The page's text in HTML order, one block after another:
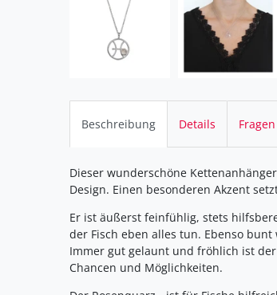
Beschreibung Details
Dieser wunderschöne
Design. Einen besonderen Akzent
Er ist äußerst feinfühlig, stets
der Fisch eben alles tun. Ebenso
Immer gut gelaunt und fröhlich ist
Chancen und Möglichkeiten.